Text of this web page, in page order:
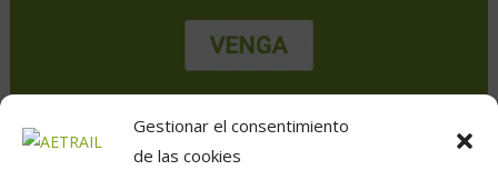
Gestionar el consentimiento
de las cookies